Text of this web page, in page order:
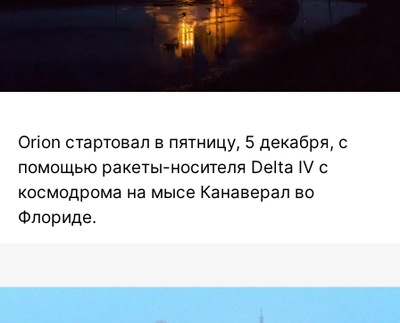
Orion стартовал в пятницу, 5 декабря, с
помощью ракеты-носителя Delta IV с
космодрома на мысе Канаверал во
Флориде.